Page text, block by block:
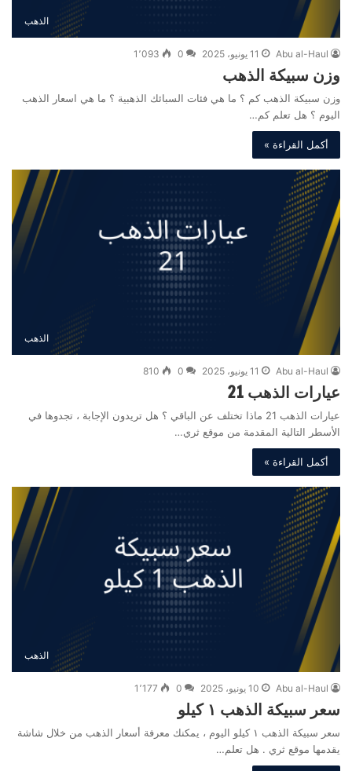
الذهب
Abu al-Haul 11 يونيو، 2025 0 1٬093
وزن سبيكة الذهب
وزن سبيكة الذهب كم ؟ ما هي فئات السبائك الذهبية ؟ ما هي اسعار الذهب
اليوم ؟ هل تعلم كم…
أكمل القراءة »
الذهب
Abu al-Haul 11 يونيو، 2025 0
810
عيارات الذهب 21
عيارات الذهب 21 ماذا تختلف عن الباقي ؟ هل تريدون الإجابة ، تجدوها في
الأسطر التالية المقدمة من موقع ثري…
أكمل القراءة »
الذهب
Abu al-Haul 10 يونيو، 2025 0 1٬177
سعر سبيكة الذهب ١ كيلو
سعر سبيكة الذهب ١ كيلو اليوم ، يمكنك معرفة أسعار الذهب من خلال شاشة
يقدمها موقع ثري . هل تعلم…